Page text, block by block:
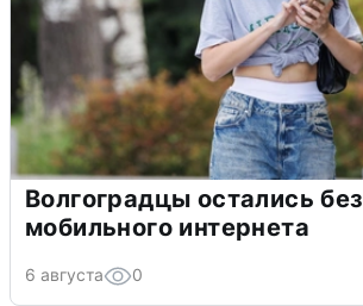
Волгоградцы остались без
мобильного интернета
6 августа 0